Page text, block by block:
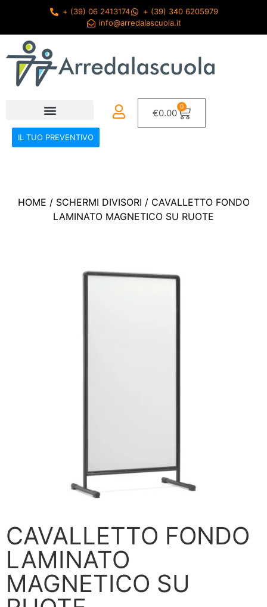
+ (39) 06 2413174
+ (39) 340 6205979
info@arredalascuola.it
€0.00
0
IL TUO PREVENTIVO
HOME / SCHERMI DIVISORI / CAVALLETTO FONDO
LAMINATO MAGNETICO SU RUOTE
CAVALLETTO FONDO
LAMINATO
MAGNETICO SU